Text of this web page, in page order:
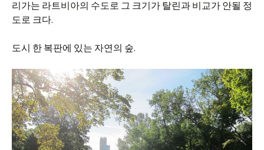
리가는 라트비아의 수도로 그 크기가 탈린과 비교가 안될 정
도로 크다.
도시 한 복판에 있는 자연의 숲.